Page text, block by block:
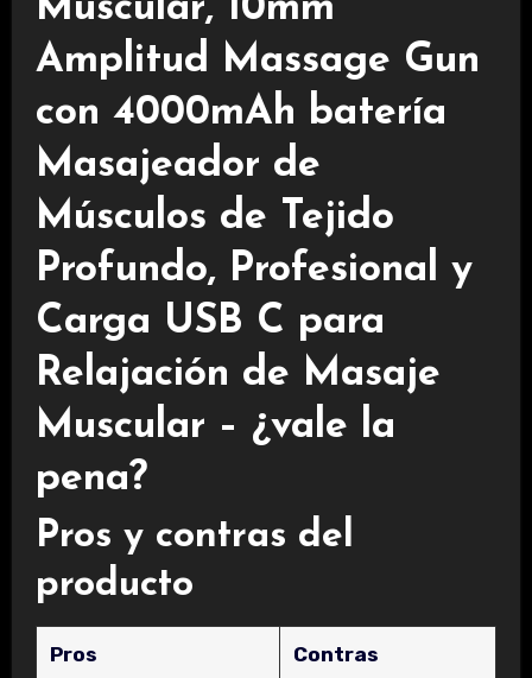
Muscular, 10mm
Amplitud Massage Gun
con 4000mAh batería
Masajeador de
Músculos de Tejido
Profundo, Profesional y
Carga USB C para
Relajación de Masaje
Muscular – ¿vale la
pena?
Pros y contras del
producto
Pros Contras